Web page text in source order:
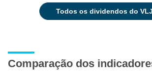
todos os dividendos do
Comparação dos